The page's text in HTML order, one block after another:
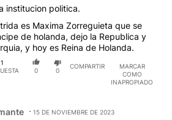
institucion politica.
es Maxima Zorreguieta que se
de holanda, dejo la Republica y
y hoy es Reina de Holanda.
1
0 0
COMPARTIR
MARCAR
COMO
INAPROPIADO
15 DE NOVIEMBRE DE 2023